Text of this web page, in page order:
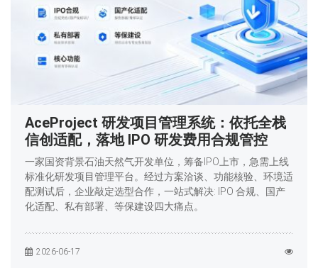
AceProject 研发项目管理系统：依托全栈
信创适配，落地 IPO 研发费用合规管控
一家国资背景石油天然气开发单位，筹备IPO上市，急需上线
标准化研发项目管理平台。经过方案洽谈、功能核验、环境适
配测试后，企业敲定选型合作，一站式解决: IPO 合规、国产
化适配、私有部署、等保建设四大痛点。
2026-06-17